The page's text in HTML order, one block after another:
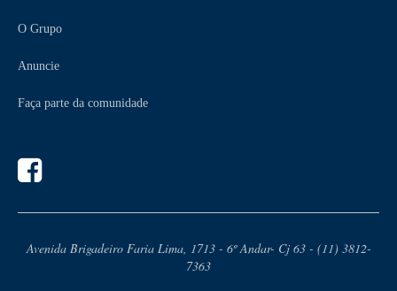
O Grupo
Anuncie
Faça parte da comunidade
Avenida Brigadeiro Faria Lima, 1713 - 6º Andar- Cj 63 - (11) 3812-
7363